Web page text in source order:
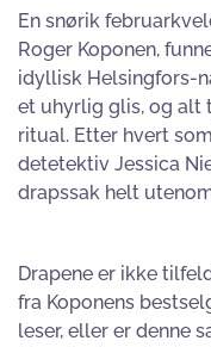
En snørik
Roger Koponen,
idyllisk Helsingfors-
et uhyrlig glis, og alt
ritual. Etter hvert
detetektiv Jessica
drapssak helt
Drapene er ikke
fra Koponens
leser, eller er denne